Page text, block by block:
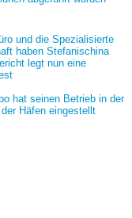
und die Spezialisierte
haben Stefanischina
legt nun eine
hat seinen Betrieb in der
Häfen eingestellt